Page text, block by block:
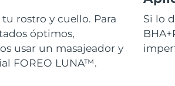
rostro y cuello. Para
óptimos,
usar un masajeador y
FOREO LUNA™.
Si lo